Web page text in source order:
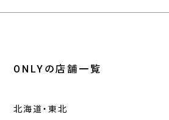
ONLYの店舗一覧
北海道・東北